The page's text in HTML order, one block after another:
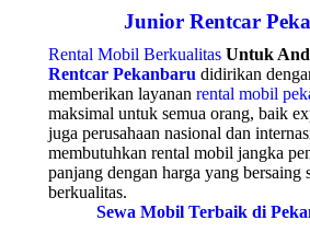
Junior Rentcar
Rental Mobil Berkualitas Untuk
Rentcar Pekanbaru didirikan
memberikan layanan rental mobil
maksimal untuk semua orang, baik
juga perusahaan nasional dan
membutuhkan rental mobil jangka
panjang dengan harga yang bersaing
berkualitas.
Sewa Mobil Terbaik di